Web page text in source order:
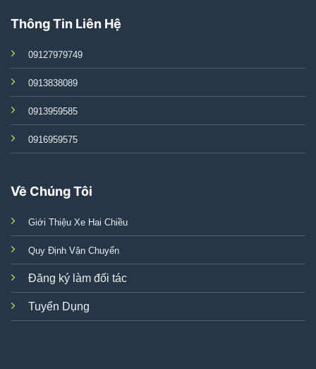
Thông Tin Liên Hệ
09127979749
0913838089
0913959585
0916959575
Về Chúng Tôi
Giới Thiệu Xe Hai Chiều
Quy Định Vận Chuyển
Đăng ký làm đối tác
Tuyển Dụng